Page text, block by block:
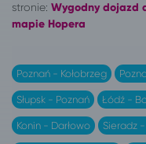
stronie: Wygodny dojazd
mapie Hopera
Poznań - Kołobrzeg
Słupsk - Poznań Łódź -
Konin - Darłowo Sieradz -